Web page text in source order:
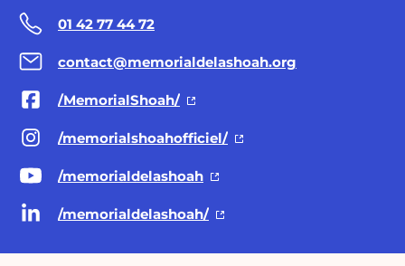
01 42 77 44 72
contact@memorialdelashoah.org
/MemorialShoah/
/memorialshoahofficiel/
/memorialdelashoah
/memorialdelashoah/